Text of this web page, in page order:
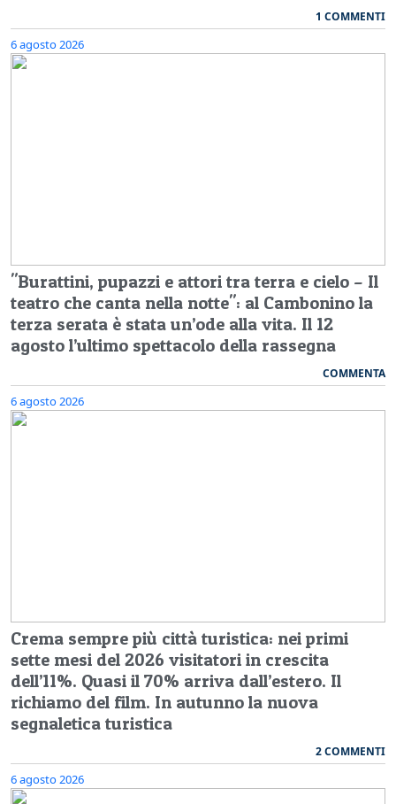
1 COMMENTI
6 agosto 2026
"Burattini, pupazzi e attori tra terra e cielo – Il
teatro che canta nella notte": al Cambonino la
terza serata è stata un’ode alla vita. Il 12
agosto l’ultimo spettacolo della rassegna
COMMENTA
6 agosto 2026
Crema sempre più città turistica: nei primi
sette mesi del 2026 visitatori in crescita
dell’11%. Quasi il 70% arriva dall’estero. Il
richiamo del film. In autunno la nuova
segnaletica turistica
2 COMMENTI
6 agosto 2026